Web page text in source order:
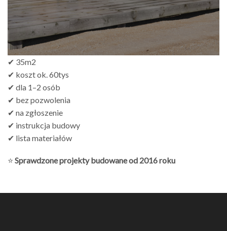
✔ 35m2
✔ koszt ok. 60tys
✔ dla 1–2 osób
✔ bez pozwolenia
✔ na zgłoszenie
✔ instrukcja budowy
✔ lista materiałów
⭐ Sprawdzone projekty budowane od 2016 roku